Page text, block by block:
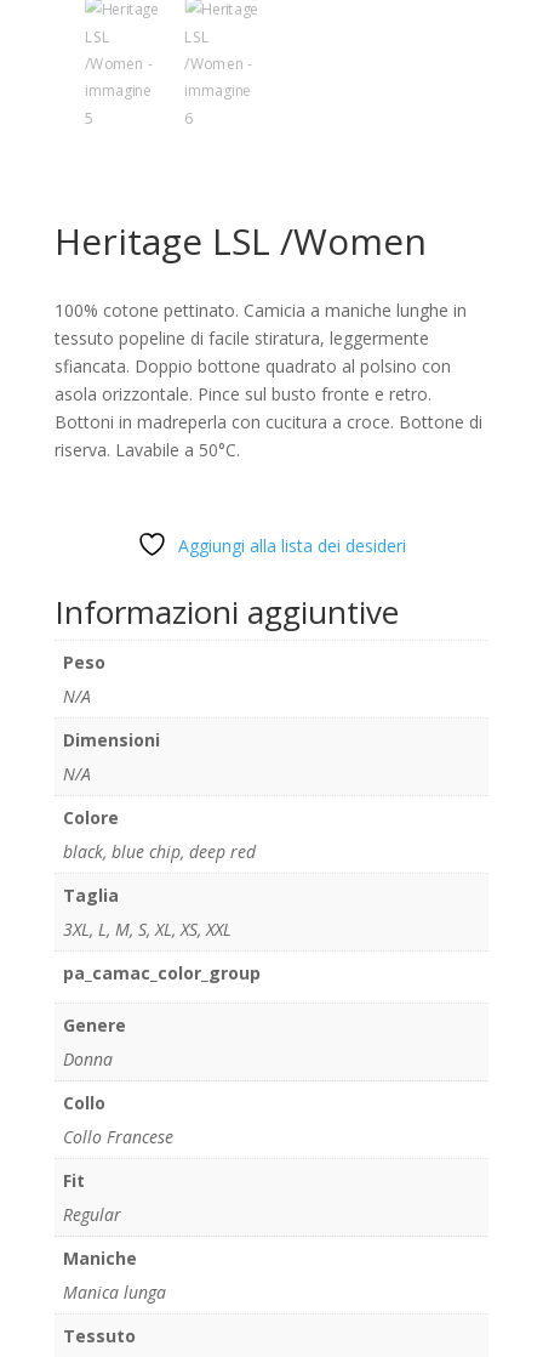
Heritage LSL /Women
100% cotone pettinato. Camicia a maniche lunghe in
tessuto popeline di facile stiratura, leggermente
sfiancata. Doppio bottone quadrato al polsino con
asola orizzontale. Pince sul busto fronte e retro.
Bottoni in madreperla con cucitura a croce. Bottone di
riserva. Lavabile a 50°C.
Aggiungi alla lista dei desideri
Informazioni aggiuntive
Peso
N/A
Dimensioni
N/A
Colore
black, blue chip, deep red
Taglia
3XL , L , M, S, XL , XS, XXL
pa_camac_color_group
Genere
Donna
Collo
Collo Francese
Fit
Regular
Maniche
Manica lunga
Tessuto